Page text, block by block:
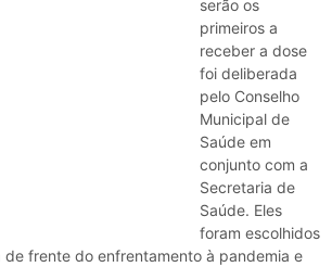
serão os
primeiros a
receber a dose
foi deliberada
pelo Conselho
Municipal de
Saúde em
conjunto com a
Secretaria de
Saúde. Eles
foram escolhidos
de frente do enfrentamento à pandemia e